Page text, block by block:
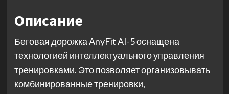
Описание
Беговая дорожка AnyFit AI-5 оснащена
технологией интеллектуального управления
тренировками. Это позволяет организовывать
комбинированные тренировки,